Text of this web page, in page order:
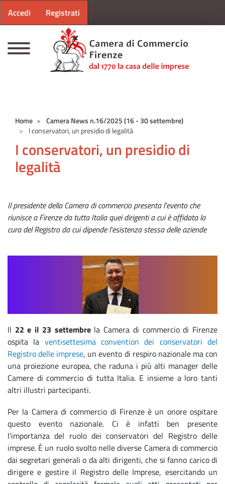
Menu profilo utente
Accedi Registrati
Home
Camera News n.16/2025 (16 - 30 settembre)
I conservatori, un presidio di legalità
I conservatori, un presidio di
legalità
Il presidente della Camera di commercio presenta l’evento che
riunisce a Firenze da tutta Italia quei dirigenti a cui è affidata la
cura del Registro da cui dipende l’esistenza stessa delle aziende
Il 22 e il 23 settembrela Camera di commercio di Firenze
ospita la ventisettesima convention dei conservatori del
Registro delle imprese, un evento di respiro nazionale ma con
una proiezione europea, che raduna i più alti manager delle
Camere di commercio di tutta Italia. E insieme a loro tanti
altri illustri partecipanti.
Per la Camera di commercio di Firenze è un onore ospitare
questo evento nazionale. Ci è infatti ben presente
l’importanza del ruolo dei conservatori del Registro delle
imprese. È un ruolo svolto nelle diverse Camera di commercio
dai segretari generali o da alti dirigenti, che si fanno carico di
dirigere e gestire il Registro delle Imprese, esercitando un